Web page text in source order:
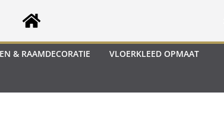
& RAAMDECORATIE VLOERKLEED OPMAAT